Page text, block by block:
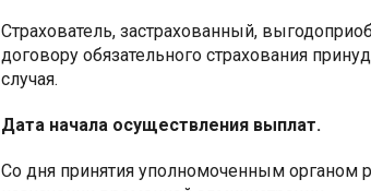
Страхователь, застрахованный,
договору обязательного страхования
случая.
Дата начала осуществления выплат.
Со дня принятия уполномоченным органом